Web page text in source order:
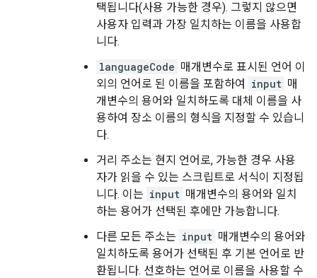
택됩니다(사용 가능한 경우). 그렇지 않으면
사용자 입력과 가장 일치하는 이름을 사용합
니다.
languageCode 매개변수로 표시된 언어 이
외의 언어로 된 이름을 포함하여
input 매
개변수의 용어와 일치하도록 대체 이름을 사
용하여 장소 이름의 형식을 지정할 수 있습니
다.
거리 주소는 현지 언어로, 가능한 경우 사용
자가 읽을 수 있는 스크립트로 서식이 지정됩
니다. 이는 input 매개변수의 용어와 일치
하는 용어가 선택된 후에만 가능합니다.
다른 모든 주소는 input 매개변수의 용어와
일치하도록 용어가 선택된 후 기본 언어로 반
환됩니다. 선호하는 언어로 이름을 사용할 수